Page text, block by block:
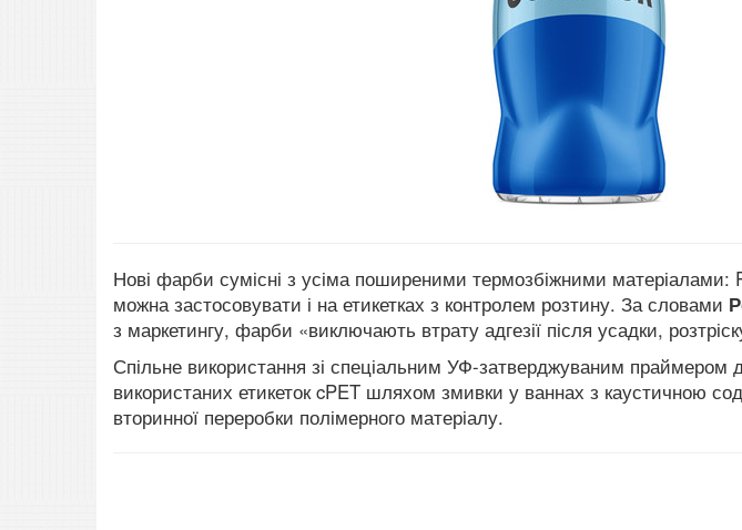
Нові фарби сумісні з усіма поширеними термозбіжними матеріалами:
можна застосовувати і на етикетках з контролем розтину. За словами
з маркетингу, фарби «виключають втрату адгезії після усадки,
Спільне використання зі спеціальним УФ-затверджуваним праймером
використаних етикеток cPET шляхом змивки у ваннах з каустичною
вторинної переробки полімерного матеріалу.